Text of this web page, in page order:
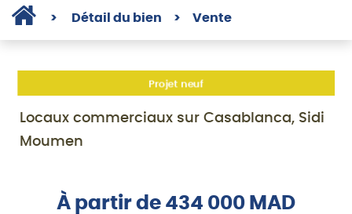
> Détail du bien > Vente
Projet neuf
Locaux commerciaux sur Casablanca, Sidi
Moumen
À partir de 434 000 MAD